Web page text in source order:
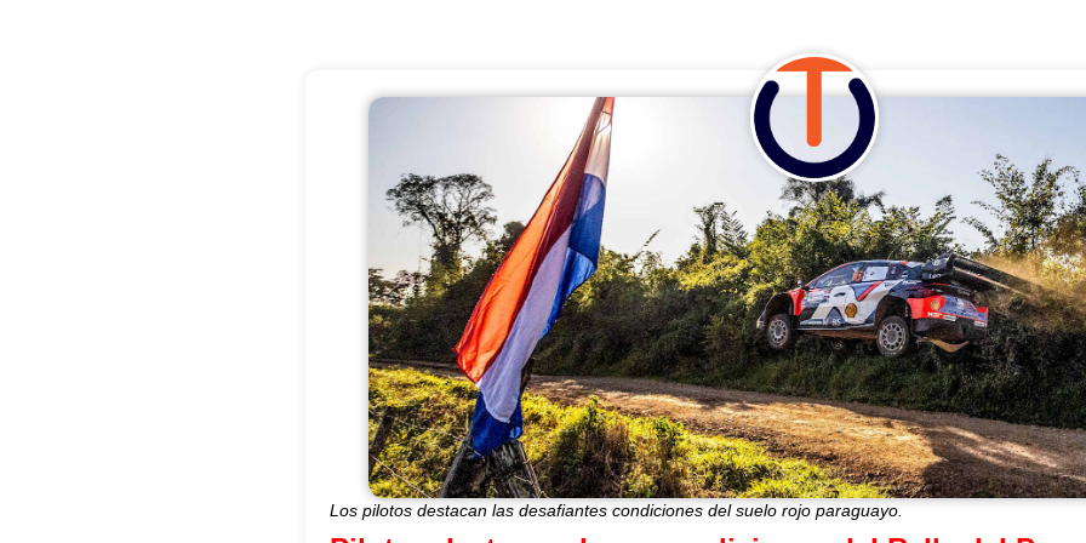
Los pilotos destacan las desafiantes condiciones del suelo rojo paraguayo.